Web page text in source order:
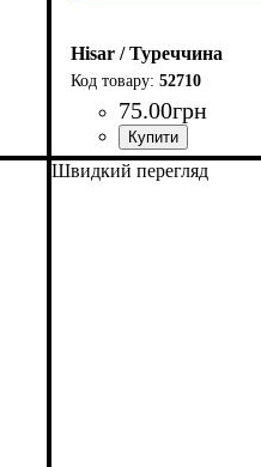
Hisar / Туреччина
52710
75.00грн
Швидкий перегляд